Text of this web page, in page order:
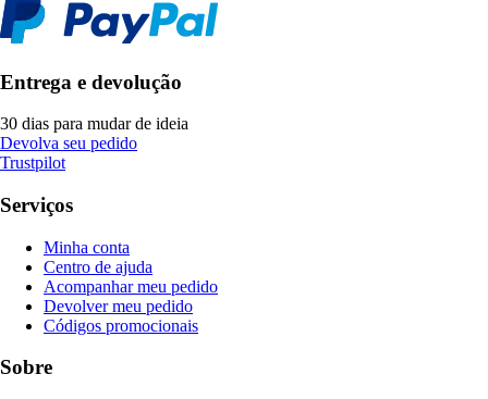
Entrega e devolução
30 dias para mudar de ideia
Devolva seu pedido
Trustpilot
Serviços
Minha conta
Centro de ajuda
Acompanhar meu pedido
Devolver meu pedido
Códigos promocionais
Sobre